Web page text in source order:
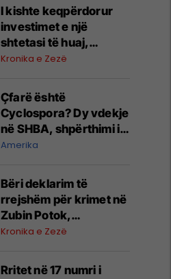
I kishte keqpërdorur
investimet e një
shtetasi të huaj,
arrestohet i dyshuari
Kronika e Zezë
Çfarë është
Cyclospora? Dy vdekje
në SHBA, shpërthimi i
sëmundjes e vë
Amerika
​Bëri deklarim të
rrejshëm për krimet në
Zubin Potok,
“dëshmitari” nga
Kronika e Zezë
Rritet në 17 numri i